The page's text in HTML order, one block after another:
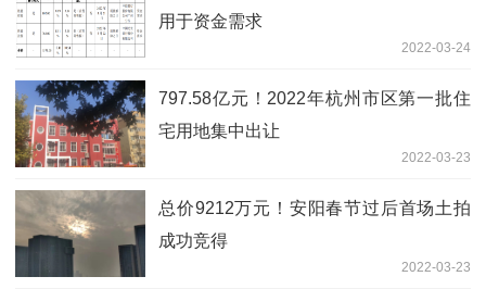
用于资金需求
2022-03-24
797.58亿元！2022年杭州市区第一批住
宅用地集中出让
2022-03-23
总价9212万元！安阳春节过后首场土拍
成功竞得
2022-03-23